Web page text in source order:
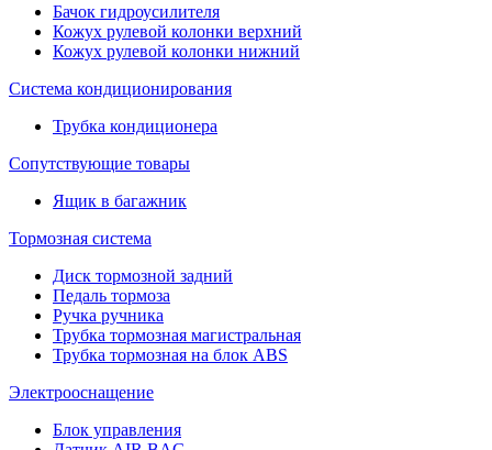
Бачок гидроусилителя
Кожух рулевой колонки верхний
Кожух рулевой колонки нижний
Система кондиционирования
Трубка кондиционера
Сопутствующие товары
Ящик в багажник
Тормозная система
Диск тормозной задний
Педаль тормоза
Ручка ручника
Трубка тормозная магистральная
Трубка тормозная на блок ABS
Электрооснащение
Блок управления